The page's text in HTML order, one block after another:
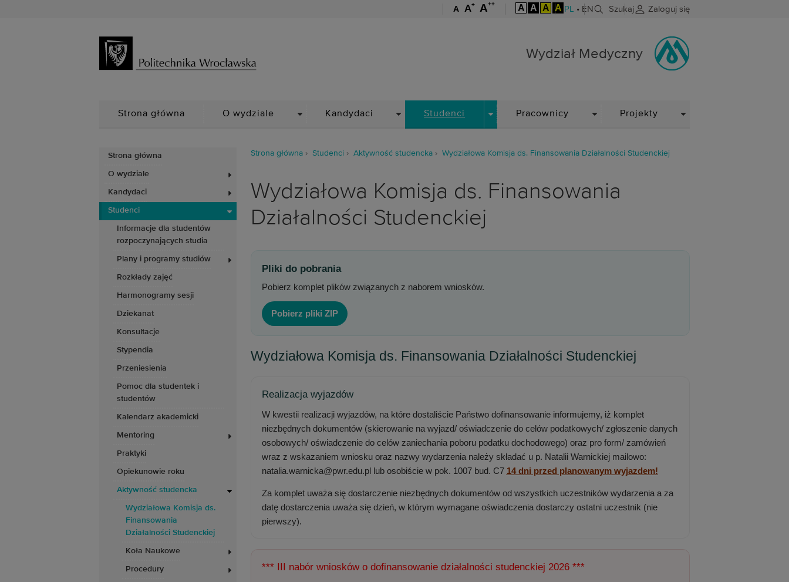
A A+ A++ A A A A PL • EN Szukaj Zaloguj się
Wydział Medyczny
Strona główna O wydziale Kandydaci Studenci
DROPDOWN
Pracownicy Projekty
Strona główna
O wydziale
Kandydaci
Studenci
Informacje dla studentów
rozpoczynających studia
Plany i programy studiów
Rozkłady zajęć
Harmonogramy sesji
Dziekanat
Konsultacje
Stypendia
Przeniesienia
Pomoc dla studentek i
studentów
Kalendarz akademicki
Mentoring
Praktyki
Opiekunowie roku
Aktywność studencka
Wydziałowa Komisja ds.
Finansowania
Działalności Studenckiej
Koła Naukowe
Procedury
Strona główna Studenci Aktywność studencka Wydziałowa Komisja ds. Finansowania Działalności Studenckiej
Wydziałowa Komisja ds. Finansowania
Działalności Studenckiej
Pliki do pobrania
Pobierz komplet plików związanych z naborem wniosków.
Pobierz pliki ZIP
Wydziałowa Komisja ds. Finansowania Działalności Studenckiej
Realizacja wyjazdów
W kwestii realizacji wyjazdów, na które dostaliście Państwo dofinansowanie informujemy, iż komplet
niezbędnych dokumentów (skierowanie na wyjazd/ oświadczenie do celów podatkowych/ zgłoszenie danych
osobowych/ oświadczenie do celów zaniechania poboru podatku dochodowego) oraz pro form/ zamówień
wraz z wskazaniem wniosku oraz nazwy wydarzenia należy składać u p. Natalii Warnickiej mailowo:
natalia.warnicka@pwr.edu.pl lub osobiście w pok. 1007 bud. C7 14 dni przed planowanym wyjazdem!
Za komplet uważa się dostarczenie niezbędnych dokumentów od wszystkich uczestników wydarzenia a za
datę dostarczenia uważa się dzień, w którym wymagane oświadczenia dostarczy ostatni uczestnik (nie
pierwszy).
*** III nabór wniosków o dofinansowanie działalności studenckiej 2026 ***